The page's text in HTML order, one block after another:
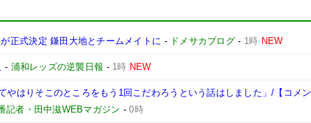
正式決定 鎌田大地とチームメイトに - ドメサカブログ- 1時 NEW
- 浦和レッズの逆襲日報 - 1時 NEW
やはりそこのところをもう1回こだわろうという話はしました」/【コメン
記者・田中滋WEBマガジン -0時